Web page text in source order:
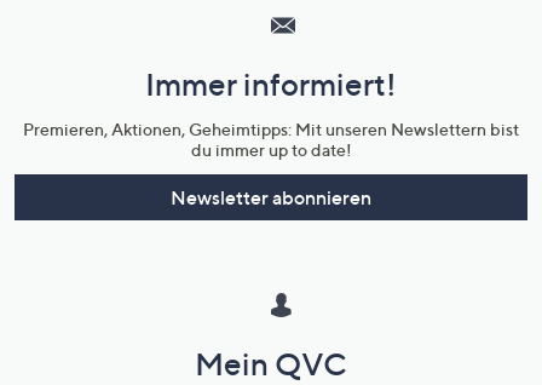
Unternehmensinformationen
Immer informiert!
Premieren, Aktionen, Geheimtipps: Mit unseren Newslettern bist
du immer up to date!
Newsletter abonnieren
Mein QVC